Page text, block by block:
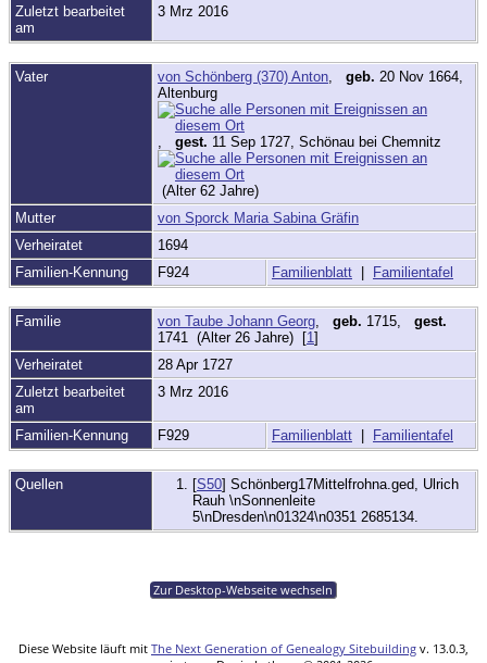
Zuletzt bearbeitet
am
3 Mrz 2016
Vater von Schönberg (370) Anton geb. 20 Nov 1664,
Altenburg
gest. 11 Sep 1727, Schönau bei Chemnitz
(Alter 62 Jahre)
Mutter
von Sporck Maria Sabina Gräfin
Verheiratet
1694
Familien-Kennung
F924 Familienblatt | Familientafel
Familie von Taube Johann Georg geb. 1715, gest.
1741 (Alter 26 Jahre) [1]
Verheiratet
28 Apr 1727
Zuletzt bearbeitet
am
3 Mrz 2016
Familien-Kennung F929 Familienblatt | Familientafel
Quellen [S50] Schönberg17Mittelfrohna.ged, Ulrich
Rauh \nSonnenleite
5\nDresden\n01324\n0351 2685134.
Zur Desktop-Webseite wechseln
Diese Website läuft mit The Next Generation of Genealogy Sitebuilding v. 13.0.3,